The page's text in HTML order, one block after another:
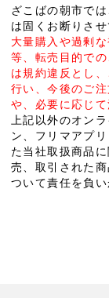
ざこばの朝市で
は固くお断りさ
大量購入や過剰
等、転売目的で
は規約違反とし
行い、今後のご
や、必要に応じ
上記以外のオン
ン、フリマアプ
た当社取扱商品
売、取引された
ついて責任を負